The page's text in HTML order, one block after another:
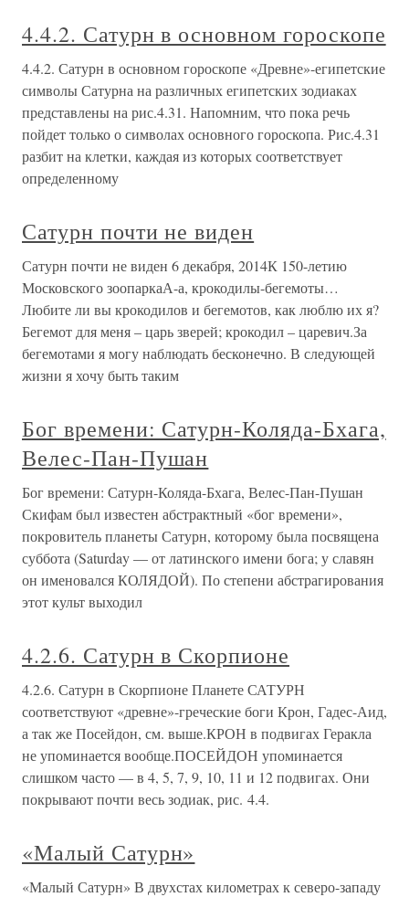
4.4.2. Сатурн в основном гороскопе
4.4.2. Сатурн в основном гороскопе «Древне»-египетские
символы Сатурна на различных египетских зодиаках
представлены на рис.4.31. Напомним, что пока речь
пойдет только о символах основного гороскопа. Рис.4.31
разбит на клетки, каждая из которых соответствует
определенному
Сатурн почти не виден
Сатурн почти не виден 6 декабря, 2014К 150-летию
Московского зоопаркаА-а, крокодилы-бегемоты…
Любите ли вы крокодилов и бегемотов, как люблю их я?
Бегемот для меня – царь зверей; крокодил – царевич.За
бегемотами я могу наблюдать бесконечно. В следующей
жизни я хочу быть таким
Бог времени: Сатурн-Коляда-Бхага,
Велес-Пан-Пушан
Бог времени: Сатурн-Коляда-Бхага, Велес-Пан-Пушан
Скифам был известен абстрактный «бог времени»,
покровитель планеты Сатурн, которому была посвящена
суббота (Saturday — от латинского имени бога; у славян
он именовался КОЛЯДОЙ). По степени абстрагирования
этот культ выходил
4.2.6. Сатурн в Скорпионе
4.2.6. Сатурн в Скорпионе Планете САТУРН
соответствуют «древне»-греческие боги Крон, Гадес-Аид,
а так же Посейдон, см. выше.КРОН в подвигах Геракла
не упоминается вообще.ПОСЕЙДОН упоминается
слишком часто — в 4, 5, 7, 9, 10, 11 и 12 подвигах. Они
покрывают почти весь зодиак, рис. 4.4.
«Малый Сатурн»
«Малый Сатурн» В двухстах километрах к северо-западу